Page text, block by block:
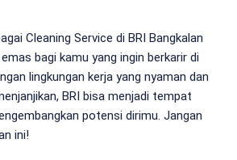
Cleaning Service di BRI Bangkalan
bagi kamu yang ingin berkarir di
lingkungan kerja yang nyaman dan
BRI bisa menjadi tempat
potensi dirimu. Jangan
ini!